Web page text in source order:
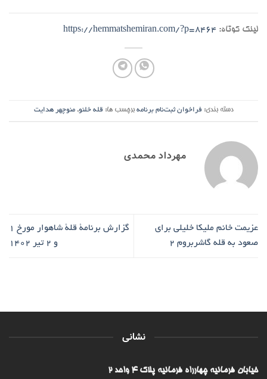
لینک کوتاه: https://hemmatshemiran.com/?p=8464
دسته بندی: فراخوان ثبت‌نام برنامه برچسب ها: قله خلنو,منوچهر هدایت
مهرداد محمدی
عزیمت خانم ملیکا خلیلی برای
صعود به قله گاشربروم 2
گزارش برنامۀ قلۀ شاهوار مورخ ۱
و ۲ تیر ۱۴۰۲
نشانی
خیابان فرمانیه چهارراه فرمانیه پلاک ۴ واحد ۲